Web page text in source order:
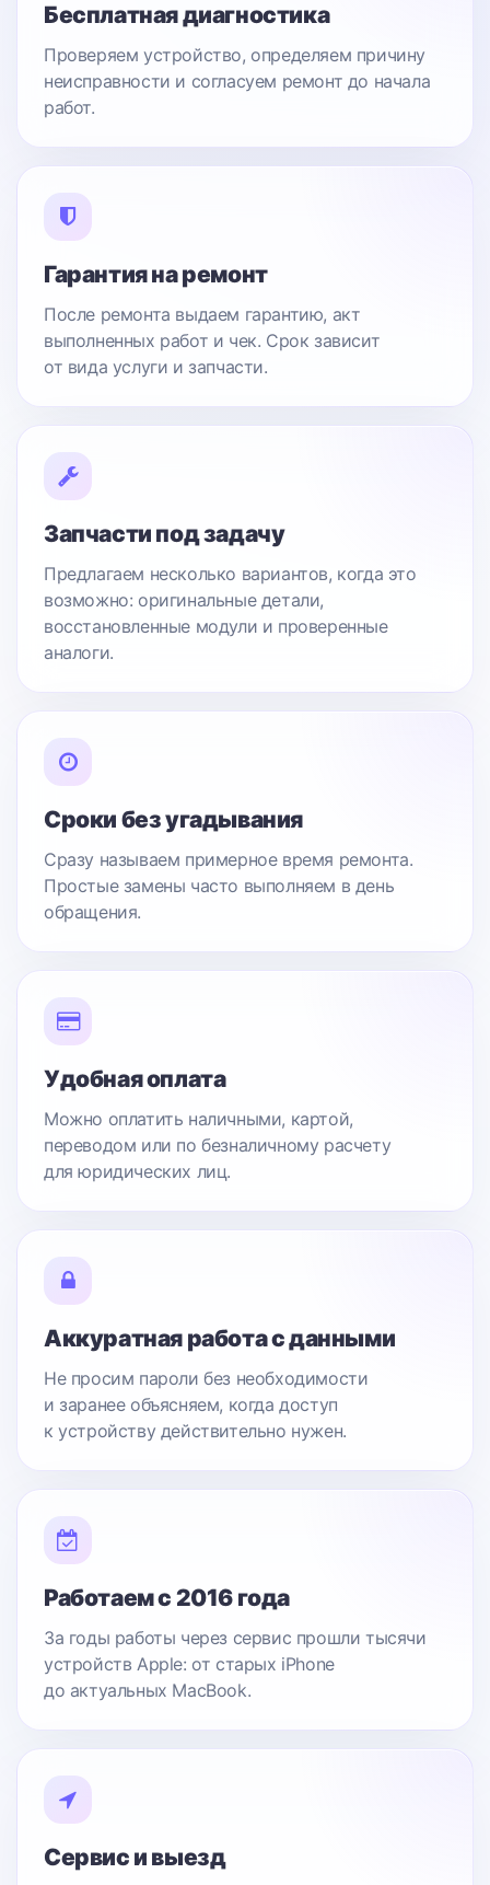
Бесплатная диагностика
Проверяем устройство, определяем причину
неисправности и согласуем ремонт до начала
работ.
Гарантия на ремонт
После ремонта выдаем гарантию, акт
выполненных работ и чек. Срок зависит
от вида услуги и запчасти.
Запчасти под задачу
Предлагаем несколько вариантов, когда это
возможно: оригинальные детали,
восстановленные модули и проверенные
аналоги.
Сроки без угадывания
Сразу называем примерное время ремонта.
Простые замены часто выполняем в день
обращения.
Удобная оплата
Можно оплатить наличными, картой,
переводом или по безналичному расчету
для юридических лиц.
Аккуратная работа с данными
Не просим пароли без необходимости
и заранее объясняем, когда доступ
к устройству действительно нужен.
Работаем с 2016 года
За годы работы через сервис прошли тысячи
устройств Apple: от старых iPhone
до актуальных MacBook.
Сервис и выезд